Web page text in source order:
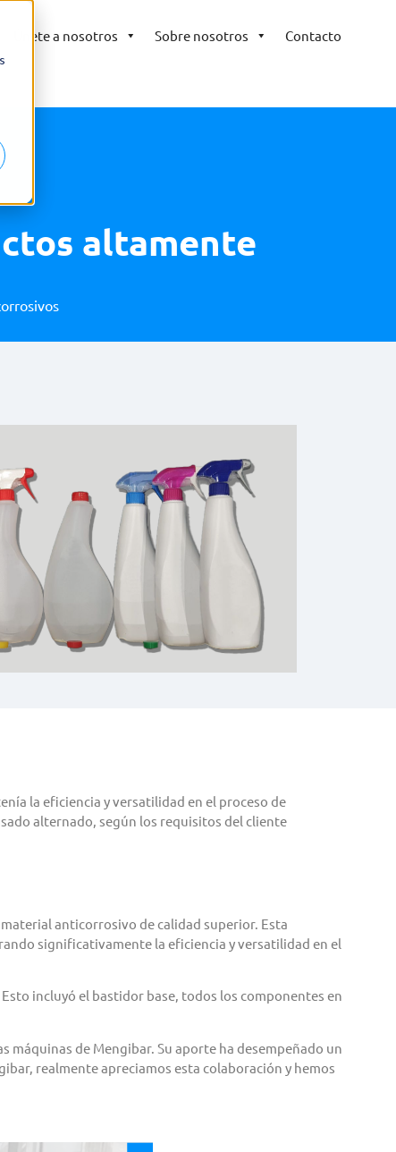
Únete a nosotros Sobre nosotros Contacto
altamente
la eficiencia y versatilidad en el proceso de
alternado, según los requisitos del cliente
anticorrosivo de calidad superior. Esta
significativamente la eficiencia y versatilidad en el
incluyó el bastidor base, todos los componentes en
máquinas de Mengibar. Su aporte ha desempeñado un
realmente apreciamos esta colaboración y hemos